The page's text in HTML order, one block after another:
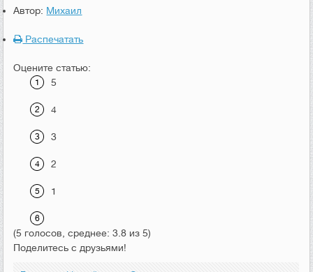
Автор: Михаил
Распечатать
Оцените статью:
5
4
3
2
1
(5 голосов, среднее: 3.8 из 5)
Поделитесь с друзьями!